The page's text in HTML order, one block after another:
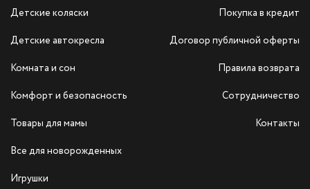
Детские коляски
Детские автокресла
Комната и сон
Комфорт и безопасность
Товары для мамы
Все для новорожденных
Игрушки
Покупка в кредит
Договор публичной оферты
Правила возврата
Сотрудничество
Контакты